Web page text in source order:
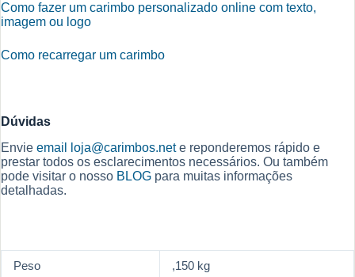
Como fazer um carimbo personalizado online com texto,
imagem ou logo
Como recarregar um carimbo
Dúvidas
Envie email loja@carimbos.nete reponderemos rápido e
prestar todos os esclarecimentos necessários. Ou também
pode visitar o nosso BLOG para muitas informações
detalhadas.
Peso
,150 kg